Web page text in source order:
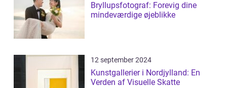
Bryllupsfotograf: Forevig dine
mindeværdige øjeblikke
12 september 2024
Kunstgallerier i Nordjylland: En
Verden af Visuelle Skatte